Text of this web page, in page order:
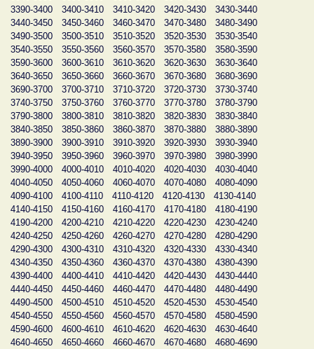
3390-3400
3400-3410 3410-3420 3420-3430
3430-3440
3440-3450
3450-3460 3460-3470 3470-3480
3480-3490
3490-3500
3500-3510 3510-3520 3520-3530
3530-3540
3540-3550
3550-3560 3560-3570 3570-3580
3580-3590
3590-3600
3600-3610 3610-3620 3620-3630
3630-3640
3640-3650
3650-3660 3660-3670 3670-3680
3680-3690
3690-3700
3700-3710 3710-3720 3720-3730
3730-3740
3740-3750
3750-3760 3760-3770 3770-3780
3780-3790
3790-3800
3800-3810 3810-3820 3820-3830
3830-3840
3840-3850
3850-3860 3860-3870 3870-3880
3880-3890
3890-3900
3900-3910 3910-3920 3920-3930
3930-3940
3940-3950
3950-3960 3960-3970 3970-3980
3980-3990
3990-4000
4000-4010 4010-4020 4020-4030
4030-4040
4040-4050
4050-4060 4060-4070 4070-4080
4080-4090
4090-4100
4100-4110 4110-4120 4120-4130
4130-4140
4140-4150
4150-4160 4160-4170 4170-4180
4180-4190
4190-4200
4200-4210 4210-4220 4220-4230
4230-4240
4240-4250
4250-4260 4260-4270 4270-4280
4280-4290
4290-4300
4300-4310 4310-4320 4320-4330
4330-4340
4340-4350
4350-4360 4360-4370 4370-4380
4380-4390
4390-4400
4400-4410 4410-4420 4420-4430
4430-4440
4440-4450
4450-4460 4460-4470 4470-4480
4480-4490
4490-4500
4500-4510 4510-4520 4520-4530
4530-4540
4540-4550
4550-4560 4560-4570 4570-4580
4580-4590
4590-4600
4600-4610 4610-4620 4620-4630
4630-4640
4640-4650
4650-4660 4660-4670 4670-4680
4680-4690